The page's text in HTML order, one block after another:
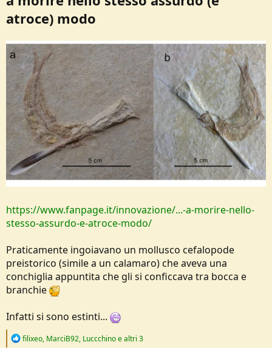
atroce) modo
https://www.fanpage.it/innovazione/...-a-morire-nello-
stesso-assurdo-e-atroce-modo/
Praticamente ingoiavano un mollusco cefalopode
preistorico (simile a un calamaro) che aveva una
conchiglia appuntita che gli si conficcava tra bocca e
branchie
Infatti si sono estinti...
R
filixeo, MarciB92, Luccchinoe altri 3